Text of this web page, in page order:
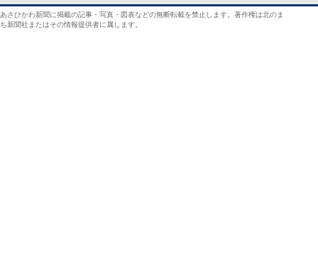
あさひかわ新聞に掲載の記事・写真・図表などの無断転載を禁止します。著作権は北のま
ち新聞社またはその情報提供者に属します。